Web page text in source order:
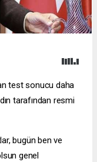
test sonucu daha
tarafından resmi
bugün ben ve
genel